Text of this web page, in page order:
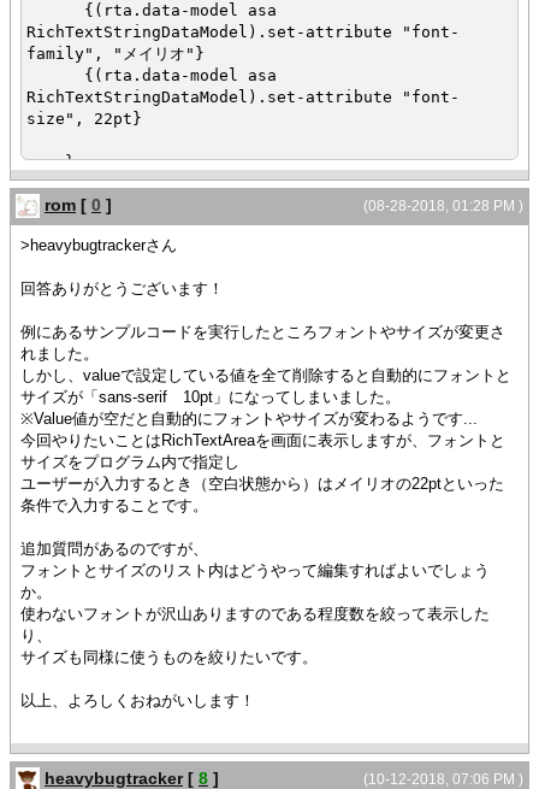
{(rta.data-model asa
RichTextStringDataModel).set-attribute "font-
family", "メイリオ"}
{(rta.data-model asa
RichTextStringDataModel).set-attribute "font-
size", 22pt}
}
}
}
{value rta}
(08-28-2018, 01:28 PM )
rom [ 0 ]
>heavybugtrackerさん
回答ありがとうございます！
例にあるサンプルコードを実行したところフォントやサイズが変更さ
れました。
しかし、valueで設定している値を全て削除すると自動的にフォントと
サイズが「sans-serif 10pt」になってしまいました。
※Value値が空だと自動的にフォントやサイズが変わるようです...
今回やりたいことはRichTextAreaを画面に表示しますが、フォントと
サイズをプログラム内で指定し
ユーザーが入力するとき（空白状態から）はメイリオの22ptといった
条件で入力することです。
追加質問があるのですが、
フォントとサイズのリスト内はどうやって編集すればよいでしょう
か。
使わないフォントが沢山ありますのである程度数を絞って表示した
り、
サイズも同様に使うものを絞りたいです。
以上、よろしくおねがいします！
(10-12-2018, 07:06 PM )
heavybugtracker [ 8 ]